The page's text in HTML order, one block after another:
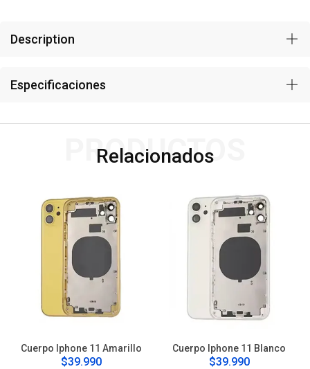
Description
Especificaciones
Relacionados
PRODUCTOS
Cuerpo Iphone 11 Amarillo
$39.990
Cuerpo Iphone 11 Blanco
$39.990